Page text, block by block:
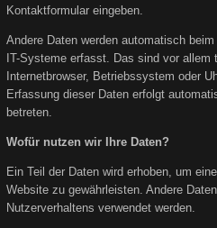
Kontaktformular eingeben.
Andere Daten werden automatisch
IT-Systeme erfasst. Das sind vor allem
Internetbrowser, Betriebssystem oder
Erfassung dieser Daten erfolgt
betreten.
Wofür nutzen wir Ihre Daten?
Ein Teil der Daten wird erhoben, um
Website zu gewährleisten. Andere
Nutzerverhaltens verwendet werden.